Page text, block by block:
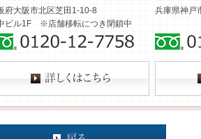
府大阪市北区芝田1-10-8
ビル1F ※店舗移転につき閉鎖中
兵庫県神戸